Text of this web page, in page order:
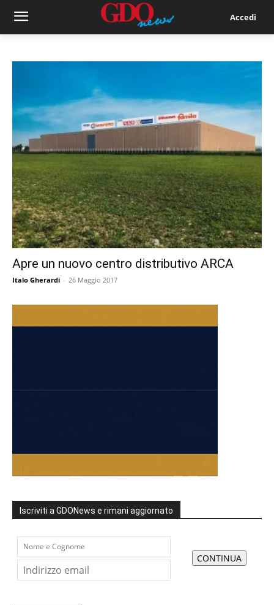
Accedi
Apre un nuovo centro distributivo ARCA
Italo Gherardi - 26 Maggio 2017
Iscriviti a GDONews e rimani aggiornato